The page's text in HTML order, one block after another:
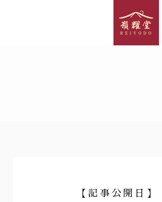
【記事公開日